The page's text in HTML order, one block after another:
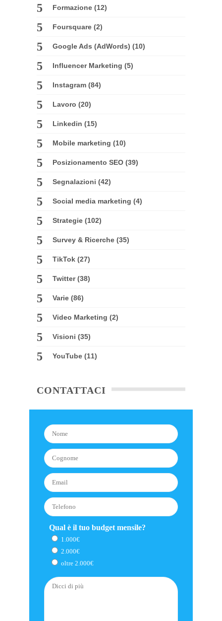
Formazione (12)
Foursquare (2)
Google Ads (AdWords) (10)
Influencer Marketing (5)
Instagram (84)
Lavoro (20)
Linkedin (15)
Mobile marketing (10)
Posizionamento SEO (39)
Segnalazioni (42)
Social media marketing (4)
Strategie (102)
Survey & Ricerche (35)
TikTok (27)
Twitter(38)
Varie (86)
Video Marketing (2)
Visioni (35)
YouTube (11)
CONTATTACI
Qual è il tuo budget mensile?
1.000€
2.000€
oltre 2.000€